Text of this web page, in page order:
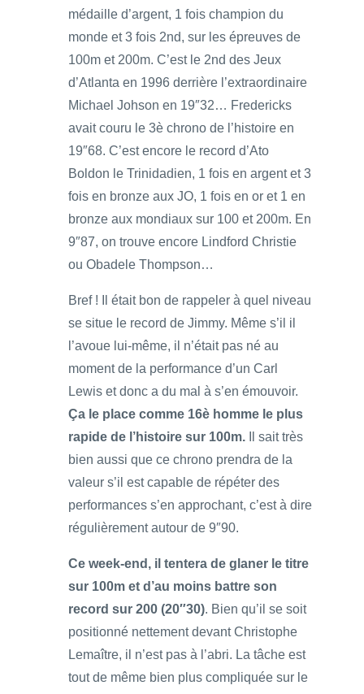
médaille d’argent, 1 fois champion du
monde et 3 fois 2nd, sur les épreuves de
100m et 200m. C’est le 2nd des Jeux
d’Atlanta en 1996 derrière l’extraordinaire
Michael Johson en 19″32… Fredericks
avait couru le 3è chrono de l’histoire en
19″68. C’est encore le record d’Ato
Boldon le Trinidadien, 1 fois en argent et 3
fois en bronze aux JO, 1 fois en or et 1 en
bronze aux mondiaux sur 100 et 200m. En
9″87, on trouve encore Lindford Christie
ou Obadele Thompson…
Bref ! Il était bon de rappeler à quel niveau
se situe le record de Jimmy. Même s’il il
l’avoue lui-même, il n’était pas né au
moment de la performance d’un Carl
Lewis et donc a du mal à s’en émouvoir.
Ça le place comme 16è homme le plus
rapide de l’histoire sur 100m.
Il sait très
bien aussi que ce chrono prendra de la
valeur s’il est capable de répéter des
performances s’en approchant, c’est à dire
régulièrement autour de 9″90.
Ce week-end, il tentera de glaner le titre
sur 100m et d’au moins battre son
record sur 200 (20″30). Bien qu’il se soit
positionné nettement devant Christophe
Lemaître, il n’est pas à l’abri. La tâche est
tout de même bien plus compliquée sur le